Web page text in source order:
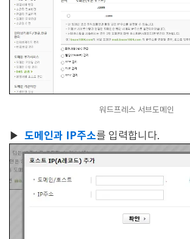
워드프레스 서브도메인
▶ 도메인과 IP주소를 입력합니다.